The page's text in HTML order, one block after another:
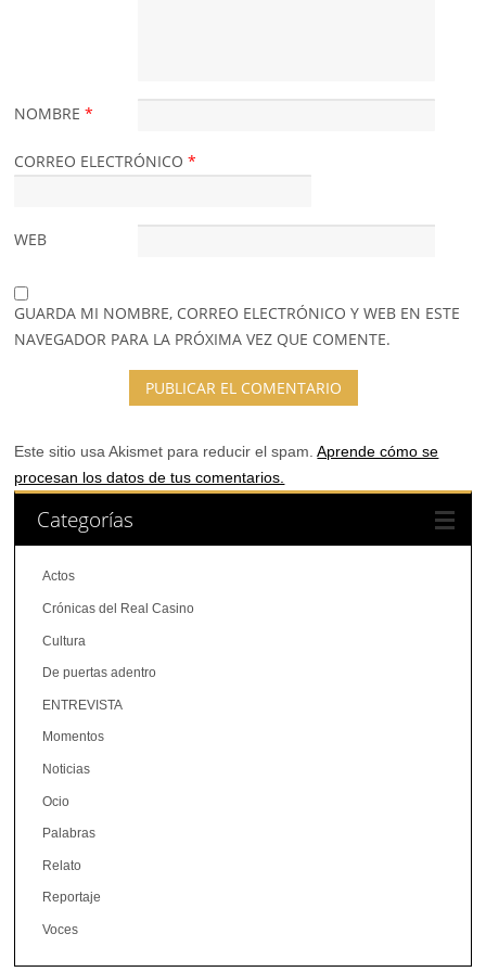
NOMBRE*
CORREO ELECTRÓNICO*
WEB
GUARDA MI NOMBRE, CORREO ELECTRÓNICO Y WEB EN ESTE
NAVEGADOR PARA LA PRÓXIMA VEZ QUE COMENTE.
Este sitio usa Akismet para reducir el spam.Aprende cómo se
procesan los datos de tus comentarios.
Categorías
Actos
Crónicas del Real Casino
Cultura
De puertas adentro
ENTREVISTA
Momentos
Noticias
Ocio
Palabras
Relato
Reportaje
Voces